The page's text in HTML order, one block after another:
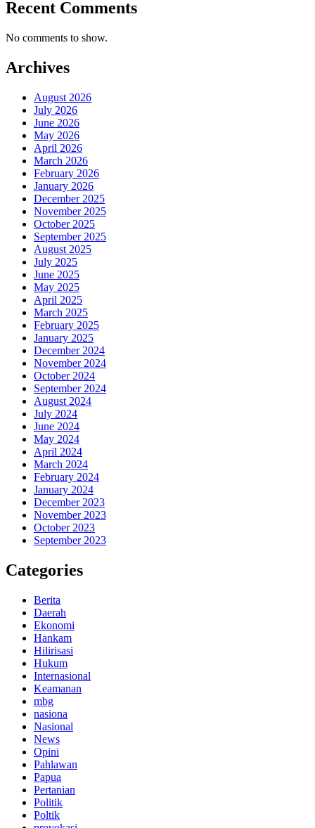
Recent Comments
No comments to show.
Archives
August 2026
July 2026
June 2026
May 2026
April 2026
March 2026
February 2026
January 2026
December 2025
November 2025
October 2025
September 2025
August 2025
July 2025
June 2025
May 2025
April 2025
March 2025
February 2025
January 2025
December 2024
November 2024
October 2024
September 2024
August 2024
July 2024
June 2024
May 2024
April 2024
March 2024
February 2024
January 2024
December 2023
November 2023
October 2023
September 2023
Categories
Berita
Daerah
Ekonomi
Hankam
Hilirisasi
Hukum
Internasional
Keamanan
mbg
nasiona
Nasional
News
Opini
Pahlawan
Papua
Pertanian
Politik
Poltik